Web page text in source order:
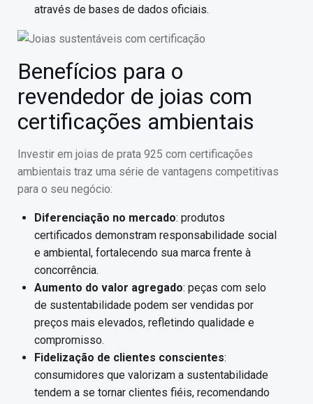
através de bases de dados oficiais.
Benefícios para o
revendedor de joias com
certificações ambientais
Investir em joias de prata 925 com certificações
ambientais traz uma série de vantagens competitivas
para o seu negócio:
Diferenciação no mercado: produtos
certificados demonstram responsabilidade social
e ambiental, fortalecendo sua marca frente à
concorrência.
Aumento do valor agregado: peças com selo
de sustentabilidade podem ser vendidas por
preços mais elevados, refletindo qualidade e
compromisso.
Fidelização de clientes conscientes:
consumidores que valorizam a sustentabilidade
tendem a se tornar clientes fiéis, recomendando